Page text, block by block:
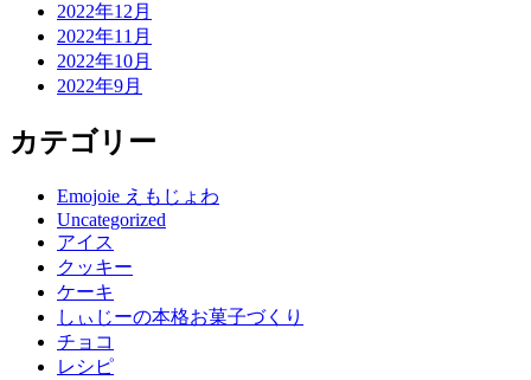
2022年12月
2022年11月
2022年10月
2022年9月
カテゴリー
Emojoie えもじょわ
Uncategorized
アイス
クッキー
ケーキ
しぃじーの本格お菓子づくり
チョコ
レシピ